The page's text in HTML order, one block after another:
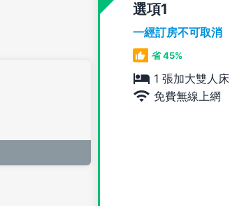
選項
一經訂房不可取消
省 45%
1 張加大雙人床
免費無線上網